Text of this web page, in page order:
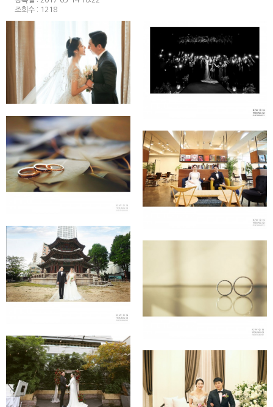
조회수 : 1218
★2024 sample★
★신도림 라마다호텔★
★소공동 롯데호텔★
★포시즌호텔★
★웨스틴조선호텔★
★소공동 롯데호텔★
★ 베스트웨스턴호텔 ★
★더 컨벤션 ★